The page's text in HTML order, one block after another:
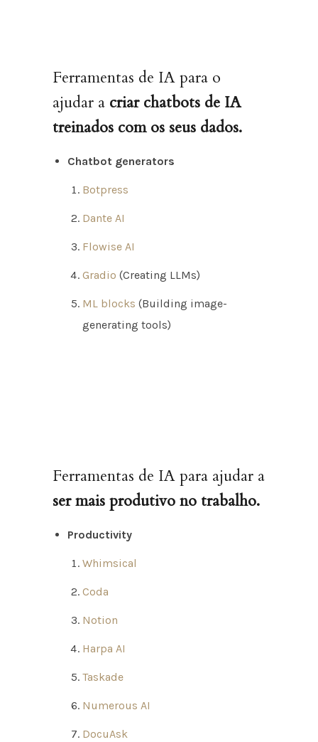
Ferramentas de IA para o
ajudar a criar chatbots de IA
treinados com os seus dados.
Chatbot generators
Botpress
Dante AI
Flowise AI
Gradio (Creating LLMs)
ML blocks (Building image-
generating tools)
Ferramentas de IA para ajudar a
ser mais produtivo no trabalho.
Productivity
Whimsical
Coda
Notion
Harpa AI
Taskade
Numerous AI
DocuAsk